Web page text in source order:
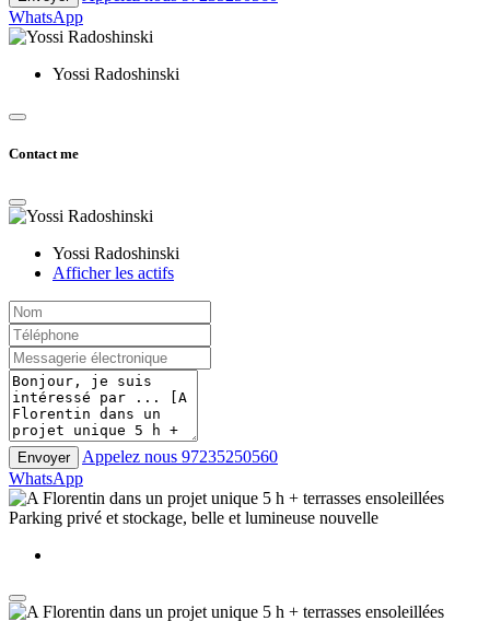
WhatsApp
Yossi Radoshinski
Contact me
Yossi Radoshinski
Afficher les actifs
Envoyer Appelez nous 97235250560
WhatsApp